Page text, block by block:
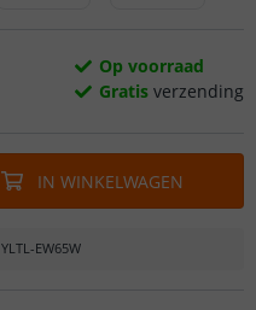
Op voorraad
Gratis verzending
IN WINKELWAGEN
YLTL-EW65W